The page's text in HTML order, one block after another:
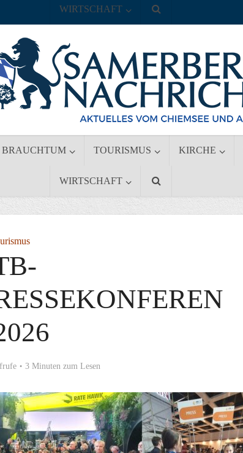
BRAUCHTUM TOURISMUS KIRCHE
WIRTSCHAFT
WIRTSCHAFT
3 Minuten zum Lesen